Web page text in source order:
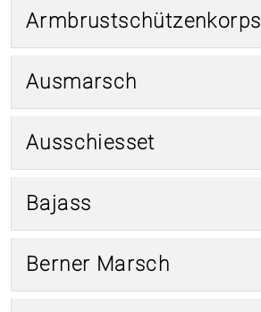
Armbrustschützenkorps
Ausmarsch
Ausschiesset
Bajass
Berner Marsch